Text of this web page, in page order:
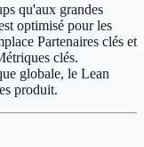
qu'aux grandes
optimisé pour les
Partenaires clés et
clés.
globale, le Lean
produit.